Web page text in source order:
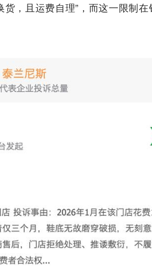
，且运费自理”，而这一限制